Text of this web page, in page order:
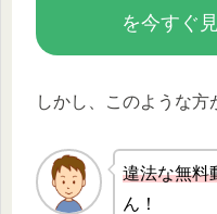
を今すぐ
しかし、このような方
違法な無料
ん！